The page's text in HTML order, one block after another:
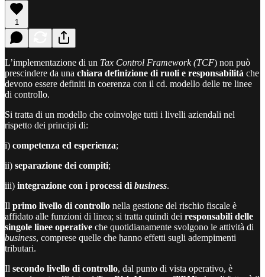
1
L’implementazione di un Tax Control Framework (TCF) non può
prescindere da una chiara definizione di ruoli e responsabilità che
devono essere definiti in coerenza con il cd. modello delle tre linee
di controllo.
Si tratta di un modello che coinvolge tutti i livelli aziendali nel
rispetto dei principi di:
i) competenza ed esperienza;
ii) separazione dei compiti;
iii) integrazione con i processi di business.
Il primo livello di controllo nella gestione del rischio fiscale è
affidato alle funzioni di linea; si tratta quindi dei responsabili delle
singole linee operative che quotidianamente svolgono le attività di
business, comprese quelle che hanno effetti sugli adempimenti
tributari.
Il secondo livello di controllo, dal punto di vista operativo, è